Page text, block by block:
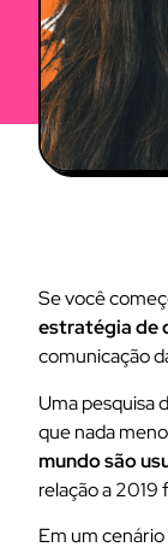
Se você
estratégia de
comunicação
Uma pesquisa
que nada
mundo são
relação a 2019
Em um